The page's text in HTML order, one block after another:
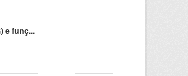
e funç...